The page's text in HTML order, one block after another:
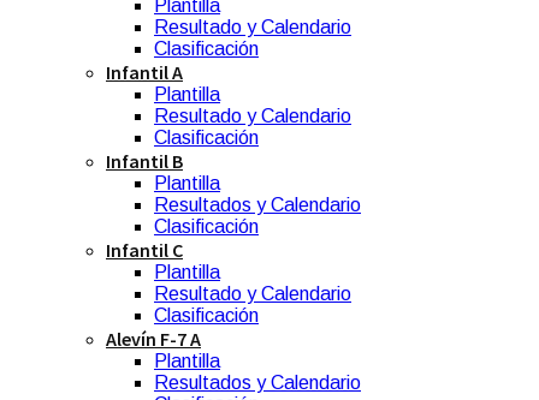
Plantilla
Resultado y Calendario
Clasificación
Infantil A
Plantilla
Resultado y Calendario
Clasificación
Infantil B
Plantilla
Resultados y Calendario
Clasificación
Infantil C
Plantilla
Resultado y Calendario
Clasificación
Alevín F-7 A
Plantilla
Resultados y Calendario